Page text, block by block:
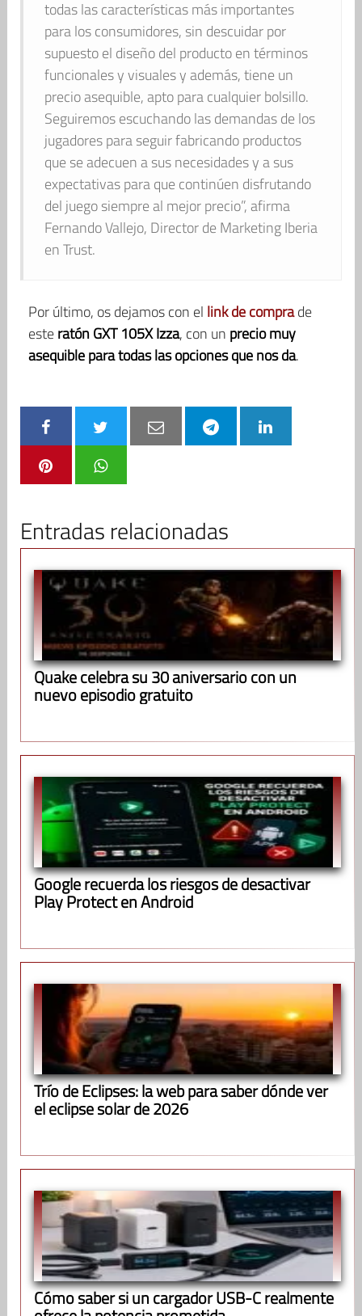
todas las características más importantes
para los consumidores, sin descuidar por
supuesto el diseño del producto en términos
funcionales y visuales y además, tiene un
precio asequible, apto para cualquier bolsillo.
Seguiremos escuchando las demandas de los
jugadores para seguir fabricando productos
que se adecuen a sus necesidades y a sus
expectativas para que continúen disfrutando
del juego siempre al mejor precio”, afirma
Fernando Vallejo, Director de Marketing Iberia
en Trust.
Por último, os dejamos con el link de comprade
esteratón GXT 105X Izza, con un precio muy
asequible para todas las opciones que nos da.
Entradas relacionadas
Quake celebra su 30 aniversario con un
nuevo episodio gratuito
Google recuerda los riesgos de desactivar
Play Protect en Android
Trío de Eclipses: la web para saber dónde ver
el eclipse solar de 2026
Cómo saber si un cargador USB-C realmente